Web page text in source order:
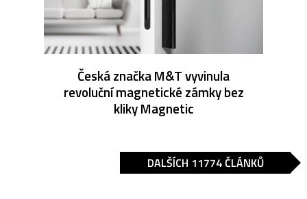
Česká značka M&T vyvinula
revoluční magnetické zámky bez
kliky Magnetic
DALŠÍCH 11774 ČLÁNKŮ